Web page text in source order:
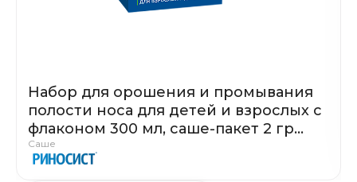
Набор для орошения и промывания
полости носа для детей и взрослых с
флаконом 300 мл, саше-пакет 2 гр
№30
Саше